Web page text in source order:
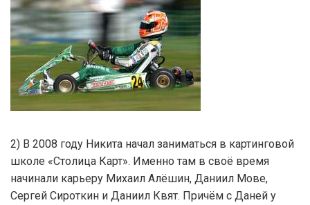
2) В 2008 году Никита начал заниматься в картинговой
школе «Столица Карт». Именно там в своё время
начинали карьеру Михаил Алёшин, Даниил Мове,
Сергей Сироткин и Даниил Квят. Причём с Даней у